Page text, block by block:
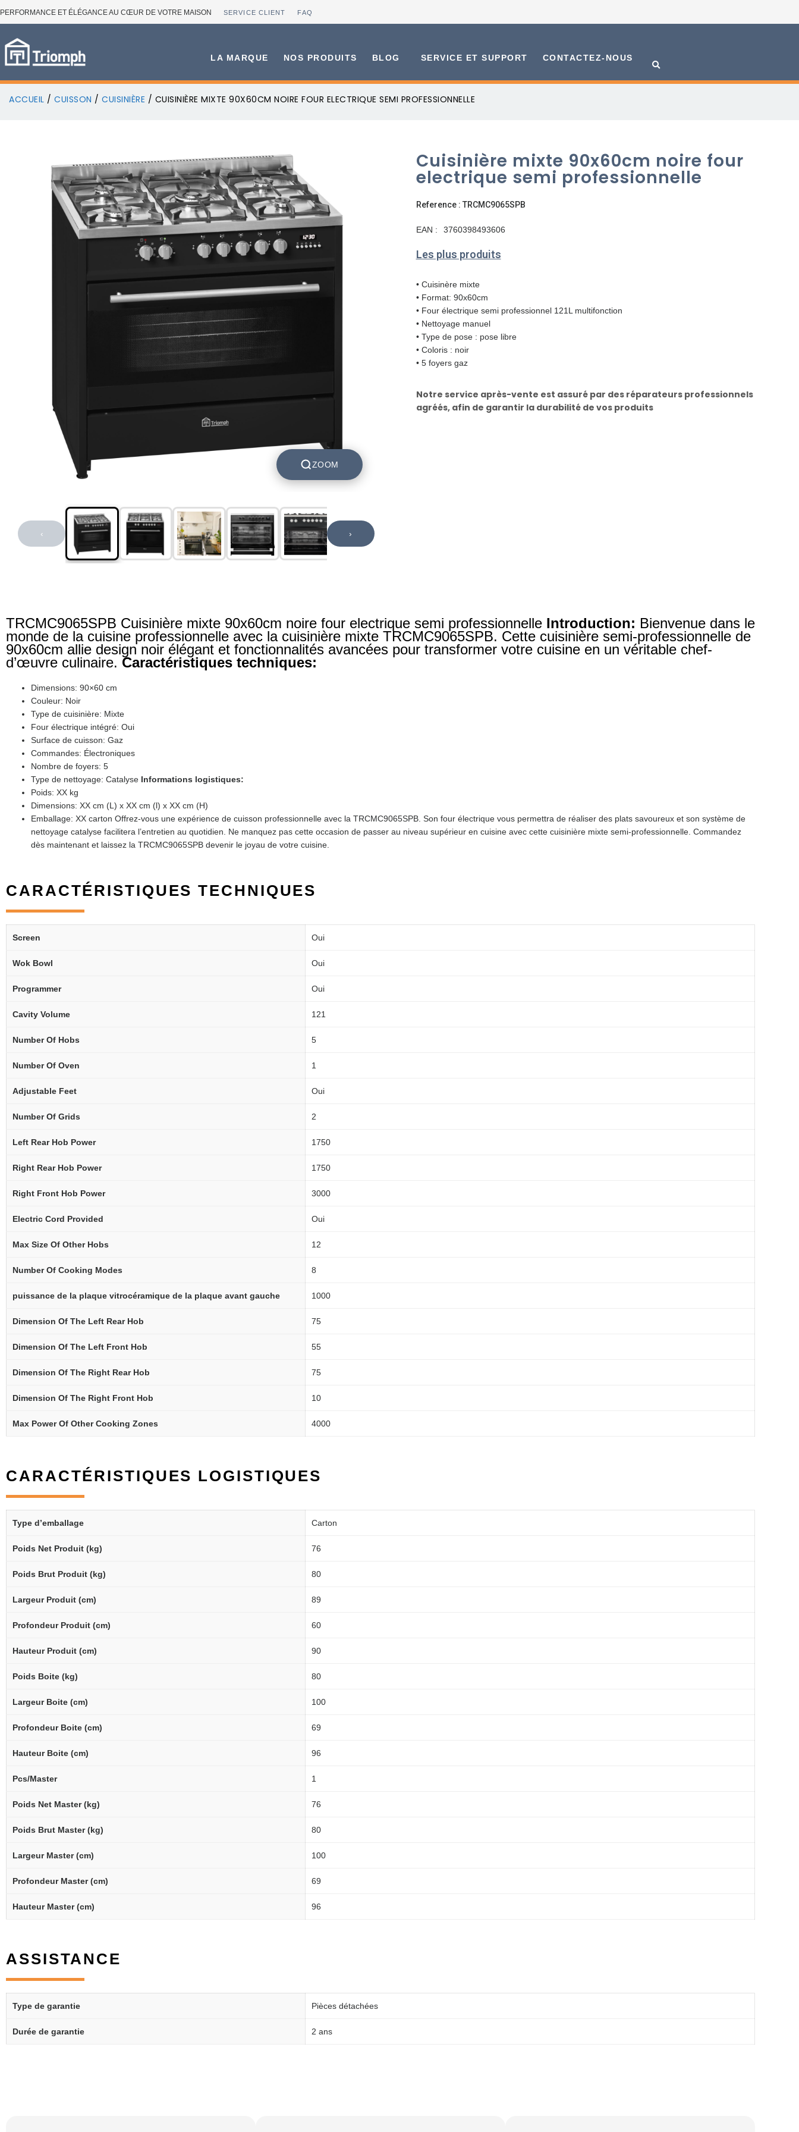
PERFORMANCE ET ÉLÉGANCE AU CŒUR DE VOTRE MAISON SERVICE CLIENT FAQ
LA MARQUE NOS PRODUITS BLOG SERVICE ET SUPPORT CONTACTEZ-NOUS
ACCUEIL / CUISSON / CUISINIÈRE / CUISINIÈRE MIXTE 90X60CM NOIRE FOUR ELECTRIQUE SEMI PROFESSIONNELLE
ZOOM
‹ ›
Cuisinière mixte 90x60cm noire four
electrique semi professionnelle
Reference : TRCMC9065SPB
EAN : 3760398493606
Les plus produits
• Cuisinère mixte
• Format: 90x60cm
• Four électrique semi professionnel 121L multifonction
• Nettoyage manuel
• Type de pose : pose libre
• Coloris : noir
• 5 foyers gaz
Notre service après-vente est assuré par des réparateurs professionnels
agréés, afin de garantir la durabilité de vos produits
TRCMC9065SPB Cuisinière mixte 90x60cm noire four electrique semi professionnelle Introduction: Bienvenue dans le
monde de la cuisine professionnelle avec la cuisinière mixte TRCMC9065SPB. Cette cuisinière semi-professionnelle de
90x60cm allie design noir élégant et fonctionnalités avancées pour transformer votre cuisine en un véritable chef-
d’œuvre culinaire. Caractéristiques techniques:
Dimensions: 90×60 cm
Couleur: Noir
Type de cuisinière: Mixte
Four électrique intégré: Oui
Surface de cuisson: Gaz
Commandes: Électroniques
Nombre de foyers: 5
Type de nettoyage: Catalyse Informations logistiques:
Poids: XX kg
Dimensions: XX cm (L) x XX cm (l) x XX cm (H)
Emballage: XX carton Offrez-vous une expérience de cuisson professionnelle avec la TRCMC9065SPB. Son four électrique vous permettra de réaliser des plats savoureux et son système de
nettoyage catalyse facilitera l’entretien au quotidien. Ne manquez pas cette occasion de passer au niveau supérieur en cuisine avec cette cuisinière mixte semi-professionnelle. Commandez
dès maintenant et laissez la TRCMC9065SPB devenir le joyau de votre cuisine.
CARACTÉRISTIQUES TECHNIQUES
Screen Oui
Wok Bowl Oui
Programmer Oui
Cavity Volume 121
Number Of Hobs 5
Number Of Oven 1
Adjustable Feet Oui
Number Of Grids 2
Left Rear Hob Power 1750
Right Rear Hob Power 1750
Right Front Hob Power 3000
Electric Cord Provided Oui
Max Size Of Other Hobs 12
Number Of Cooking Modes 8
puissance de la plaque vitrocéramique de la plaque avant gauche 1000
Dimension Of The Left Rear Hob 75
Dimension Of The Left Front Hob 55
Dimension Of The Right Rear Hob 75
Dimension Of The Right Front Hob 10
Max Power Of Other Cooking Zones 4000
CARACTÉRISTIQUES LOGISTIQUES
Type d’emballage Carton
Poids Net Produit (kg) 76
Poids Brut Produit (kg) 80
Largeur Produit (cm) 89
Profondeur Produit (cm) 60
Hauteur Produit (cm) 90
Poids Boite (kg) 80
Largeur Boite (cm) 100
Profondeur Boite (cm) 69
Hauteur Boite (cm) 96
Pcs/Master 1
Poids Net Master (kg) 76
Poids Brut Master (kg) 80
Largeur Master (cm) 100
Profondeur Master (cm) 69
Hauteur Master (cm) 96
ASSISTANCE
Type de garantie Pièces détachées
Durée de garantie 2 ans